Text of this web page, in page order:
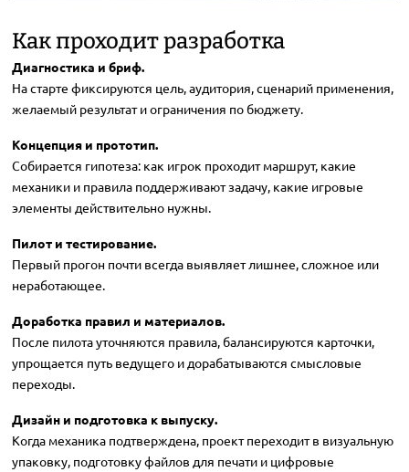
Как проходит разработка
Диагностика и бриф.
На старте фиксируются цель, аудитория, сценарий применения,
желаемый результат и ограничения по бюджету.
Концепция и прототип.
Собирается гипотеза: как игрок проходит маршрут, какие
механики и правила поддерживают задачу, какие игровые
элементы действительно нужны.
Пилот и тестирование.
Первый прогон почти всегда выявляет лишнее, сложное или
неработающее.
Доработка правил и материалов.
После пилота уточняются правила, балансируются карточки,
упрощается путь ведущего и дорабатываются смысловые
переходы.
Дизайн и подготовка к выпуску.
Когда механика подтверждена, проект переходит в визуальную
упаковку, подготовку файлов для печати и цифровые